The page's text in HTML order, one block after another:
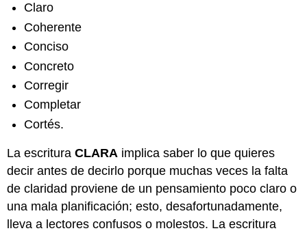
Claro
Coherente
Conciso
Concreto
Corregir
Completar
Cortés.
La escrituraCLARA implica saber lo que quieres
decir antes de decirlo porque muchas veces la falta
de claridad proviene de un pensamiento poco claro o
una mala planificación; esto, desafortunadamente,
lleva a lectores confusos o molestos. La escritura